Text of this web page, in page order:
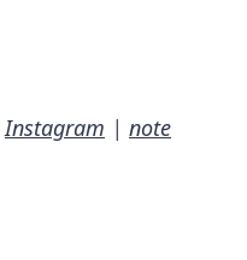
Instagram | note